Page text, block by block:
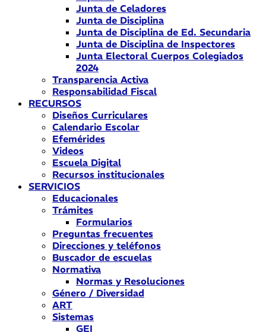
Junta de Celadores
Junta de Disciplina
Junta de Disciplina de Ed. Secundaria
Junta de Disciplina de Inspectores
Junta Electoral Cuerpos Colegiados
2024
Transparencia Activa
Responsabilidad Fiscal
RECURSOS
Diseños Curriculares
Calendario Escolar
Efemérides
Videos
Escuela Digital
Recursos institucionales
SERVICIOS
Educacionales
Trámites
Formularios
Preguntas frecuentes
Direcciones y teléfonos
Buscador de escuelas
Normativa
Normas y Resoluciones
Género / Diversidad
ART
Sistemas
GEI